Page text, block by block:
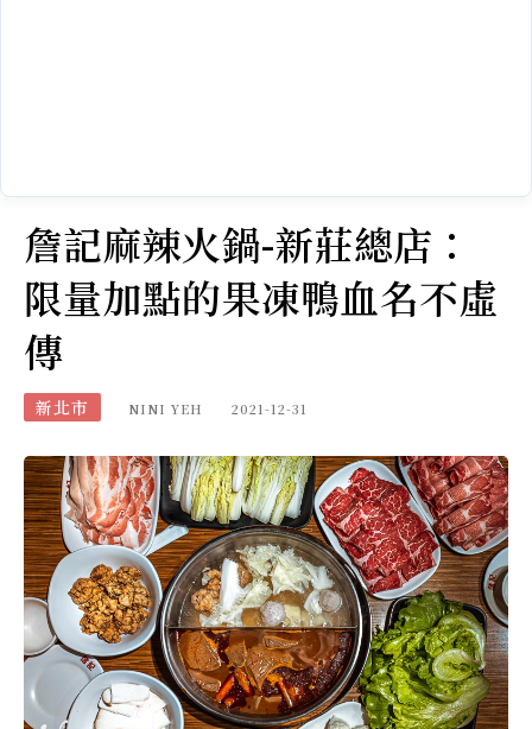
詹記麻辣火鍋-新莊總店：
限量加點的果凍鴨血名不虛
傳
新北市 NINI YEH 2021-12-31